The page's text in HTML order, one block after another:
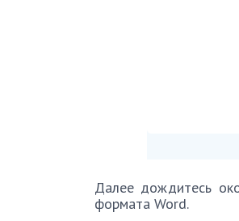
Далее дождитесь
формата Word.